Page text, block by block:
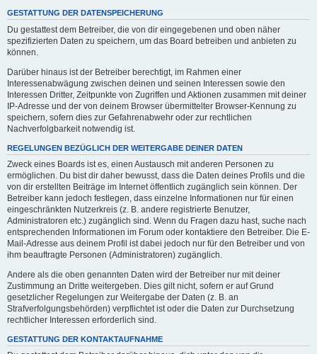
GESTATTUNG DER DATENSPEICHERUNG
Du gestattest dem Betreiber, die von dir eingegebenen und oben näher
spezifizierten Daten zu speichern, um das Board betreiben und anbieten zu
können.
Darüber hinaus ist der Betreiber berechtigt, im Rahmen einer
Interessenabwägung zwischen deinen und seinen Interessen sowie den
Interessen Dritter, Zeitpunkte von Zugriffen und Aktionen zusammen mit deiner
IP-Adresse und der von deinem Browser übermittelter Browser-Kennung zu
speichern, sofern dies zur Gefahrenabwehr oder zur rechtlichen
Nachverfolgbarkeit notwendig ist.
REGELUNGEN BEZÜGLICH DER WEITERGABE DEINER DATEN
Zweck eines Boards ist es, einen Austausch mit anderen Personen zu
ermöglichen. Du bist dir daher bewusst, dass die Daten deines Profils und die
von dir erstellten Beiträge im Internet öffentlich zugänglich sein können. Der
Betreiber kann jedoch festlegen, dass einzelne Informationen nur für einen
eingeschränkten Nutzerkreis (z. B. andere registrierte Benutzer,
Administratoren etc.) zugänglich sind. Wenn du Fragen dazu hast, suche nach
entsprechenden Informationen im Forum oder kontaktiere den Betreiber. Die E-
Mail-Adresse aus deinem Profil ist dabei jedoch nur für den Betreiber und von
ihm beauftragte Personen (Administratoren) zugänglich.
Andere als die oben genannten Daten wird der Betreiber nur mit deiner
Zustimmung an Dritte weitergeben. Dies gilt nicht, sofern er auf Grund
gesetzlicher Regelungen zur Weitergabe der Daten (z. B. an
Strafverfolgungsbehörden) verpflichtet ist oder die Daten zur Durchsetzung
rechtlicher Interessen erforderlich sind.
GESTATTUNG DER KONTAKTAUFNAHME